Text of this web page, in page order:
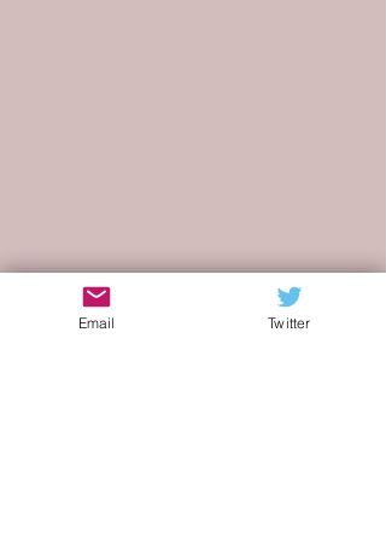
Email Twitter